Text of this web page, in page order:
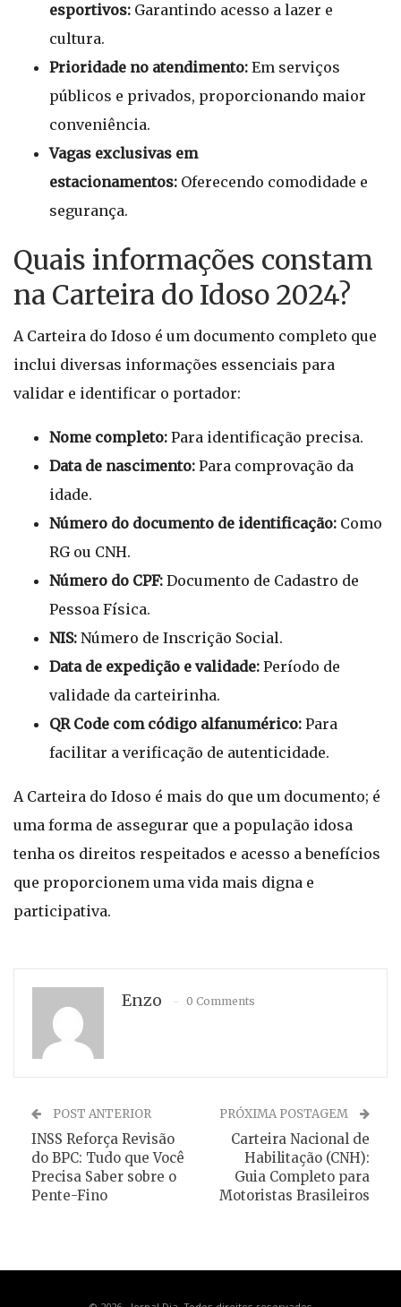
esportivos: Garantindo acesso a lazer e
cultura.
Prioridade no atendimento: Em serviços
públicos e privados, proporcionando maior
conveniência.
Vagas exclusivas em
estacionamentos: Oferecendo comodidade e
segurança.
Quais informações constam
na Carteira do Idoso 2024?
A Carteira do Idoso é um documento completo que
inclui diversas informações essenciais para
validar e identificar o portador:
Nome completo: Para identificação precisa.
Data de nascimento: Para comprovação da
idade.
Número do documento de identificação: Como
RG ou CNH.
Número do CPF: Documento de Cadastro de
Pessoa Física.
NIS: Número de Inscrição Social.
Data de expedição e validade: Período de
validade da carteirinha.
QR Code com código alfanumérico: Para
facilitar a verificação de autenticidade.
A Carteira do Idoso é mais do que um documento; é
uma forma de assegurar que a população idosa
tenha os direitos respeitados e acesso a benefícios
que proporcionem uma vida mais digna e
participativa.
Enzo 0 Comments
POST ANTERIOR
INSS Reforça Revisão
do BPC: Tudo que Você
Precisa Saber sobre o
Pente-Fino
PRÓXIMA POSTAGEM
Carteira Nacional de
Habilitação (CNH):
Guia Completo para
Motoristas Brasileiros